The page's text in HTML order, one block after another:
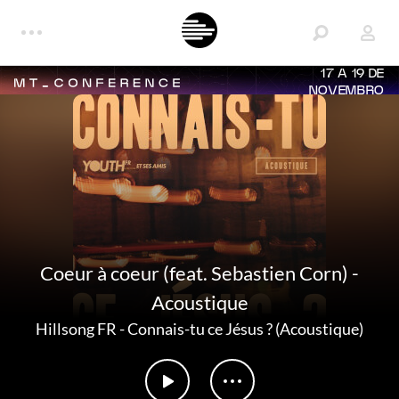
17 A 19 DE
NOVEMBRO
Coeur à coeur (feat. Sebastien Corn) -
Acoustique
Hillsong FR-Connais-tu ce Jésus ? (Acoustique)